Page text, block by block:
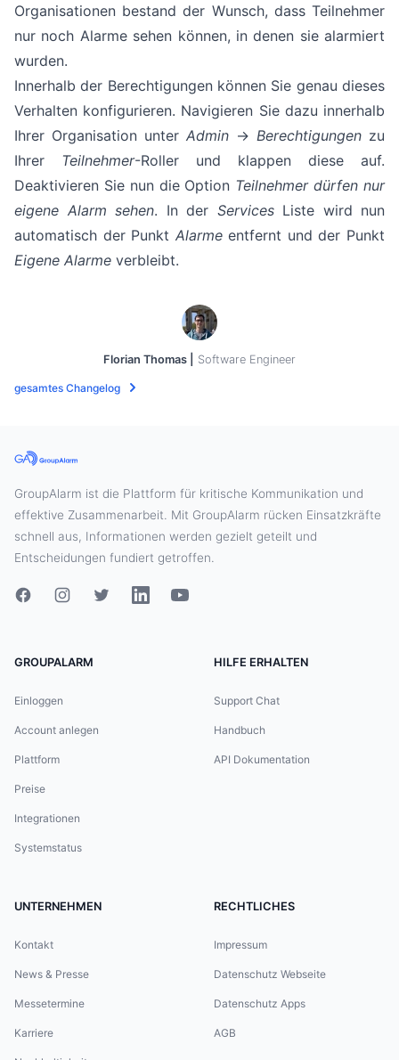
Organisationen bestand der Wunsch, dass Teilnehmer
nur noch Alarme sehen können, in denen sie alarmiert
wurden.
Innerhalb der Berechtigungen können Sie genau dieses
Verhalten konfigurieren. Navigieren Sie dazu innerhalb
Ihrer Organisation unter Admin -> Berechtigungen zu
Ihrer Teilnehmer-Roller und klappen diese auf.
Deaktivieren Sie nun die Option Teilnehmer dürfen nur
eigene Alarm sehen. In der ServicesListe wird nun
automatisch der Punkt Alarmeentfernt und der Punkt
Eigene Alarme verbleibt.
Florian Thomas | Software Engineer
gesamtes Changelog
GroupAlarm ist die Plattform für kritische Kommunikation und
effektive Zusammenarbeit. Mit GroupAlarm rücken Einsatzkräfte
schnell aus, Informationen werden gezielt geteilt und
Entscheidungen fundiert getroffen.
GROUPALARM
Einloggen
Account anlegen
Plattform
Preise
Integrationen
Systemstatus
HILFE ERHALTEN
Support Chat
Handbuch
API Dokumentation
UNTERNEHMEN
Kontakt
News & Presse
Messetermine
Karriere
RECHTLICHES
Impressum
Datenschutz Webseite
Datenschutz Apps
AGB